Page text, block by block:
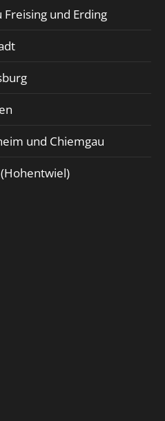
und Erding
und Chiemgau